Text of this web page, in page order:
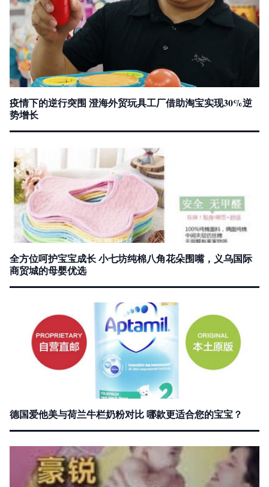
疫情下的逆行突围 澄海外贸玩具工厂借助淘宝实现30%逆
势增长
全方位呵护宝宝成长 小七坊纯棉八角花朵围嘴，义乌国际
商贸城的母婴优选
德国爱他美与荷兰牛栏奶粉对比 哪款更适合您的宝宝？